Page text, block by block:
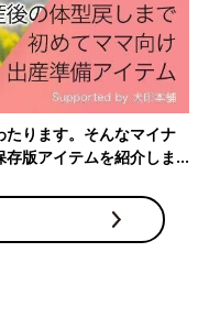
ります。そんなマイナ
版アイテムを紹介しま